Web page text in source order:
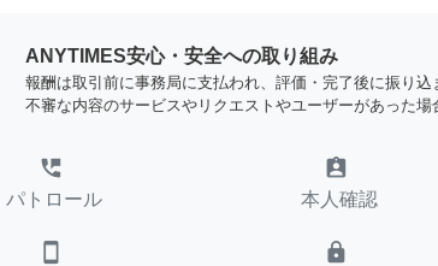
ANYTIMES安心・安全への取り組み
報酬は取引前に事務局に支払われ、評価・完了後に振り
不審な内容のサービスやリクエストやユーザーがあった場
perm_phone_msg
パトロール
assignment_ind
本人確認
smartphone lock